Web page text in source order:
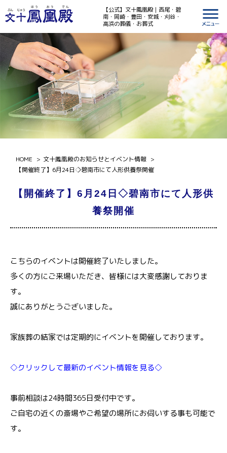
【公式】文十鳳凰殿｜西尾・碧
南・岡崎・豊田・安城・刈谷・
高浜の葬儀・お葬式
HOME
文十鳳凰殿のお知らせとイベント情報
【開催終了】6月24日◇碧南市にて人形供養祭開催
【開催終了】6月24日◇碧南市にて人形供
養祭開催
こちらのイベントは開催終了いたしました。
多くの方にご来場いただき、皆様には大変感謝しておりま
す。
誠にありがとうございました。
家族葬の結家では定期的にイベントを開催しております。
◇クリックして最新のイベント情報を見る◇
事前相談は24時間365日受付中です。
ご自宅の近くの斎場やご希望の場所にお伺いする事も可能で
す。